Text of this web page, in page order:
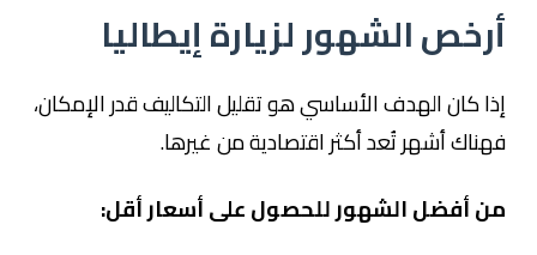
أرخص الشهور لزيارة إيطاليا
إذا كان الهدف الأساسي هو تقليل التكاليف قدر الإمكان،
فهناك أشهر تُعد أكثر اقتصادية من غيرها.
من أفضل الشهور للحصول على أسعار أقل: